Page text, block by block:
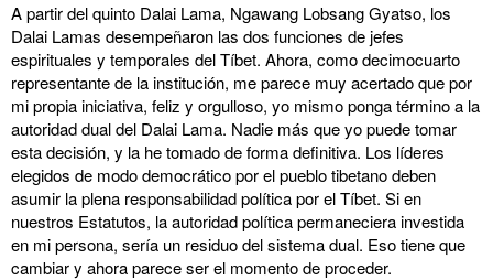
A partir del quinto Dalai Lama, Ngawang Lobsang Gyatso, los
Dalai Lamas desempeñaron las dos funciones de jefes
espirituales y temporales del Tíbet. Ahora, como decimocuarto
representante de la institución, me parece muy acertado que por
mi propia iniciativa, feliz y orgulloso, yo mismo ponga término a la
autoridad dual del Dalai Lama. Nadie más que yo puede tomar
esta decisión, y la he tomado de forma definitiva. Los líderes
elegidos de modo democrático por el pueblo tibetano deben
asumir la plena responsabilidad política por el Tíbet. Si en
nuestros Estatutos, la autoridad política permaneciera investida
en mi persona, sería un residuo del sistema dual. Eso tiene que
cambiar y ahora parece ser el momento de proceder.